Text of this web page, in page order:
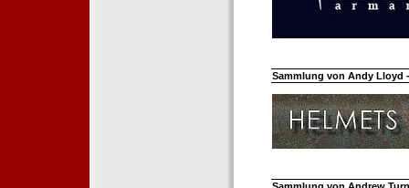
Sammlung von Andy Lloyd